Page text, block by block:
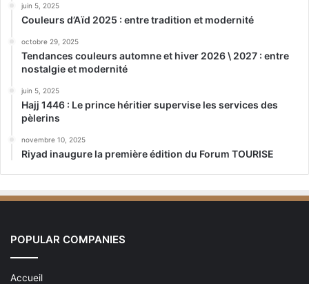
juin 5, 2025
Couleurs d’Aïd 2025 : entre tradition et modernité
octobre 29, 2025
Tendances couleurs automne et hiver 2026 \ 2027 : entre
nostalgie et modernité
juin 5, 2025
Hajj 1446 : Le prince héritier supervise les services des
pèlerins
novembre 10, 2025
Riyad inaugure la première édition du Forum TOURISE
POPULAR COMPANIES
Accueil